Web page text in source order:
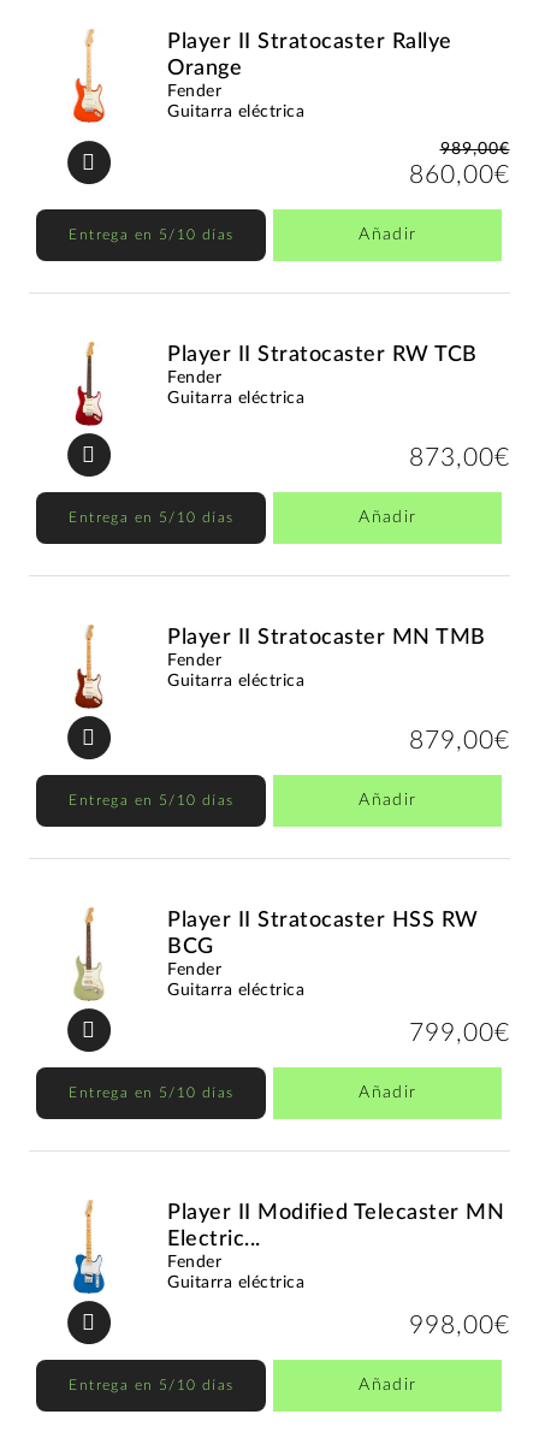
Player II Stratocaster Rallye
Orange
Fender
Guitarra eléctrica
989,00€
860,00€
Entrega en 5/10 días Añadir
Player II Stratocaster RW TCB
Fender
Guitarra eléctrica
873,00€
Entrega en 5/10 días Añadir
Player II Stratocaster MN TMB
Fender
Guitarra eléctrica
879,00€
Entrega en 5/10 días Añadir
Player II Stratocaster HSS RW
BCG
Fender
Guitarra eléctrica
799,00€
Entrega en 5/10 días Añadir
Player II Modified Telecaster MN
Electric...
Fender
Guitarra eléctrica
998,00€
Entrega en 5/10 días Añadir